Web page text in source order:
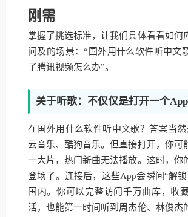
刚需
掌握了挑选标准，让我们具体看看如何
问及的场景：“国外用什么软件听中文
了腾讯视频怎么办”。
关于听歌：不仅仅是打开一个App
在国外用什么软件听中文歌？答案当
云音乐、酷狗音乐。但直接打开，你可
一大片，热门新曲无法播放。这时，你
登场了。连接后，这些App会瞬间“解
国内。你可以完整访问千万曲库，收
活，也能第一时间听到周杰伦、林俊杰